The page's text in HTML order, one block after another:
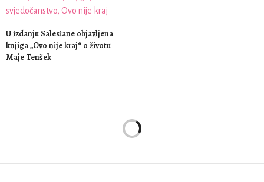
U izdanju Salesiane objavljena
knjiga „Ovo nije kraj“ o životu
Maje Tenšek